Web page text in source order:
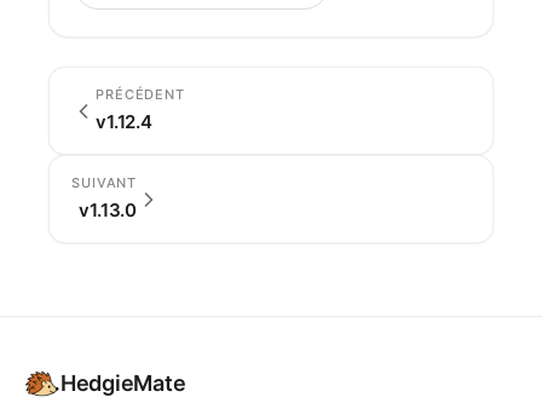
PRÉCÉDENT
v1.12.4
SUIVANT
v1.13.0
HedgieMate